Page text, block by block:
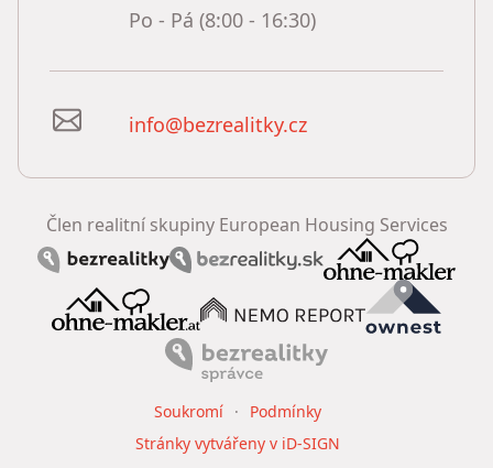
Po - Pá (8:00 - 16:30)
info@bezrealitky.cz
Člen realitní skupiny European Housing Services
Soukromí
Podmínky
Stránky vytvářeny v iD-SIGN